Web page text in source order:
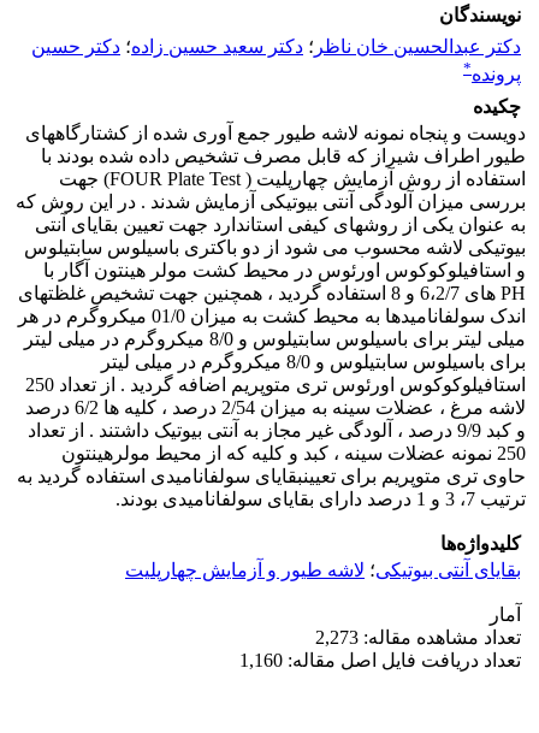
نویسندگان
دکتر عبدالحسین خان ناظر ؛ دکتر سعید حسین زاده؛ دکتر حسین
پرونده*
چکیده
دویست و پنجاه نمونه لاشه طیور جمع آوری شده از کشتارگاههای
طیور اطراف شیراز که قابل مصرف تشخیص داده شده بودند با
استفاده از روش آزمایش چهارپلیت ( FOUR Plate Test) جهت
بررسی میزان آلودگی آنتی بیوتیکی آزمایش شدند . در این روش که
به عنوان یکی از روشهای کیفی استاندارد جهت تعیین بقایای آنتی
بیوتیکی لاشه محسوب می شود از دو باکتری باسیلوس سابتیلوس
و استافیلوکوکوس اورئوس در محیط کشت مولر هینتون آگار با
PH های 6،2/7 و 8 استفاده گردید ، همچنین جهت تشخیص غلظتهای
اندک سولفانامیدها به محیط کشت به میزان 01/0 میکروگرم در هر
میلی لیتر برای باسیلوس سابتیلوس و 8/0 میکروگرم در میلی لیتر
برای باسیلوس سابتیلوس و 8/0 میکروگرم در میلی لیتر
استافیلوکوکوس اورئوس تری متوپریم اضافه گردید . از تعداد 250
لاشه مرغ ، عضلات سینه به میزان 2/54 درصد ، کلیه ها 6/2 درصد
و کبد 9/9 درصد ، آلودگی غیر مجاز به آنتی بیوتیک داشتند . از تعداد
250 نمونه عضلات سینه ، کبد و کلیه که از محیط مولرهینتون
حاوی تری متوپریم برای تعیینبقایای سولفانامیدی استفاده گردید به
ترتیب 7، 3 و 1 درصد دارای بقایای سولفانامیدی بودند.
کلیدواژه‌ها
بقایای آنتی بیوتیکی؛ لاشه طیور و آزمایش چهارپلیت
آمار
تعداد مشاهده مقاله: 2,273
تعداد دریافت فایل اصل مقاله: 1,160